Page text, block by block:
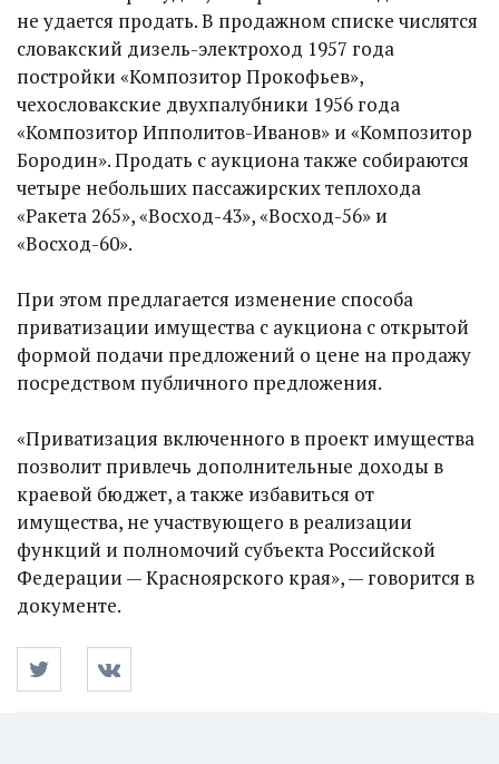
не удается продать. В продажном списке числятся
словакский дизель-электроход 1957 года
постройки «Композитор Прокофьев»,
чехословакские двухпалубники 1956 года
«Композитор Ипполитов-Иванов» и «Композитор
Бородин». Продать с аукциона также собираются
четыре небольших пассажирских теплохода
«Ракета 265», «Восход-43», «Восход-56» и
«Восход-60».
При этом предлагается изменение способа
приватизации имущества с аукциона с открытой
формой подачи предложений о цене на продажу
посредством публичного предложения.
«Приватизация включенного в проект имущества
позволит привлечь дополнительные доходы в
краевой бюджет, а также избавиться от
имущества, не участвующего в реализации
функций и полномочий субъекта Российской
Федерации — Красноярского края», — говорится в
документе.